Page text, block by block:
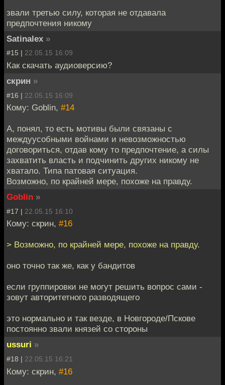
звали третью силу, которая не отдавала
предпочтения никому
Satinalex »
#15 | 22.05.15 16:09
Как скачать аудиоверсию?
скрин »
#16 | 22.05.15 16:09
Кому: Goblin, #14
А, понял, то есть мотивы были связаны с
междуусобными войнами и невозможностью
договориться, отдав кому то предпочтение, а силы
захватить власть и подчинить других никому не
хватало. Типа патовая ситуация.
Возможно, по крайней мере, похоже на правду.
Goblin »
#17 | 22.05.15 16:10
Кому: скрин, #16
> Возможно, по крайней мере, похоже на правду.
оно точно так же, как у бандитов
если группировки не могут решить вопрос сами -
зовут авторитетного разводящего
это нормально и так везде, в Новгороде/Пскове
постоянно звали князей со стороны
ussuri »
#18 | 22.05.15 16:21
Кому: скрин, #16